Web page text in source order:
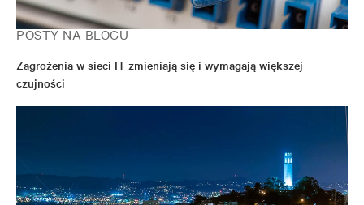
POSTY NA BLOGU
Zagrożenia w sieci IT zmieniają się i wymagają większej
czujności